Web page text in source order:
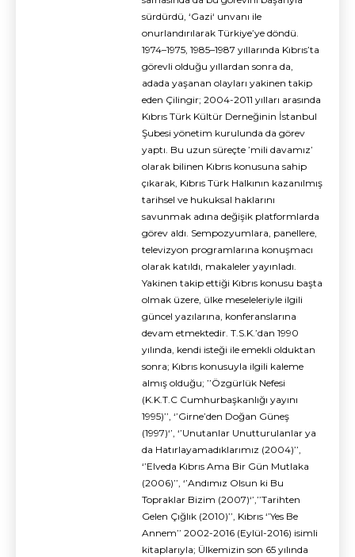
sürdürdü, ‘Gazi‘ unvanı ile
onurlandırılarak Türkiye’ye döndü.
1974–1975, 1985–1987 yıllarında Kıbrıs’ta
görevli olduğu yıllardan sonra da,
adada yaşanan olayları yakinen takip
eden Çilingir; 2004-2011 yılları arasında
Kıbrıs Türk Kültür Derneğinin İstanbul
Şubesi yönetim kurulunda da görev
yaptı. Bu uzun süreçte ’mili davamız’
olarak bilinen Kıbrıs konusuna sahip
çıkarak, Kıbrıs Türk Halkının kazanılmış
tarihsel ve hukuksal haklarını
savunmak adına değişik platformlarda
görev aldı. Sempozyumlara, panellere,
televizyon programlarına konuşmacı
olarak katıldı, makaleler yayınladı.
Yakinen takip ettiği Kıbrıs konusu başta
olmak üzere, ülke meseleleriyle ilgili
güncel yazılarına, konferanslarına
devam etmektedir. T.S.K.’dan 1990
yılında, kendi isteği ile emekli olduktan
sonra; Kıbrıs konusuyla ilgili kaleme
almış olduğu; ’’Özgürlük Nefesi
(K.K.T.C Cumhurbaşkanlığı yayını
1995)’’, ‘’Girne’den Doğan Güneş
(1997)‘’, ‘’Unutanlar Unutturulanlar ya
da Hatırlayamadıklarımız (2004)’’,
‘’Elveda Kıbrıs Ama Bir Gün Mutlaka
(2006)’’, ‘’Andımız Olsun ki Bu
Topraklar Bizim (2007)‘’,’’Tarihten
Gelen Çığlık (2010)’’, Kıbrıs ‘’Yes Be
Annem’’ 2002-2016 (Eylül-2016) isimli
kitaplarıyla; Ülkemizin son 65 yılında